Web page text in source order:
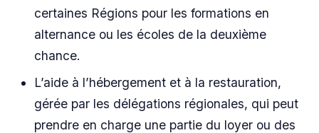
certaines Régions pour les formations en
alternance ou les écoles de la deuxième
chance.
L’aide à l’hébergement et à la restauration,
gérée par les délégations régionales, qui peut
prendre en charge une partie du loyer ou des